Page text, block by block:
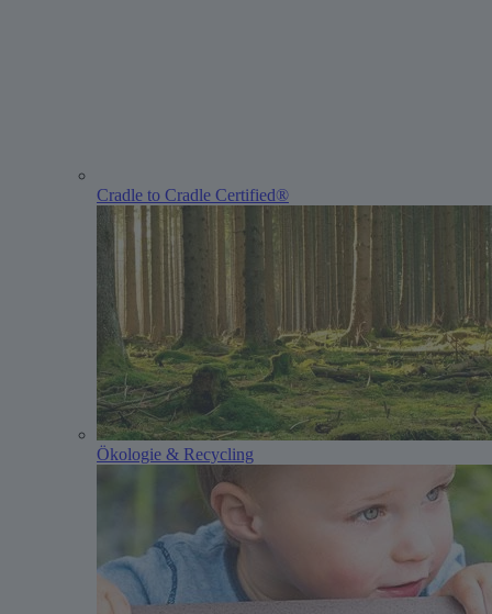
Cradle to Cradle Certified®
Ökologie & Recycling